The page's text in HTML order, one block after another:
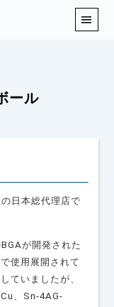
ール
日本総代理店で
が開発された
使用展開されて
ていましたが、
、Sn-4AG-